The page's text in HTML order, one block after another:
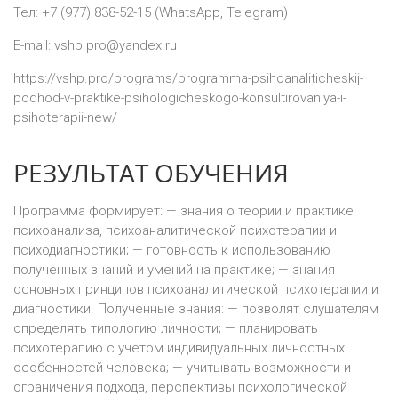
Тел: +7 (977) 838-52-15 (WhatsApp, Telegram)
E-mail: vshp.pro@yandex.ru
https://vshp.pro/programs/programma-psihoanaliticheskij-
podhod-v-praktike-psihologicheskogo-konsultirovaniya-i-
psihoterapii-new/
РЕЗУЛЬТАТ ОБУЧЕНИЯ
Программа формирует: — знания о теории и практике
психоанализа, психоаналитической психотерапии и
психодиагностики; — готовность к использованию
полученных знаний и умений на практике; — знания
основных принципов психоаналитической психотерапии и
диагностики. Полученные знания: — позволят слушателям
определять типологию личности; — планировать
психотерапию с учетом индивидуальных личностных
особенностей человека; — учитывать возможности и
ограничения подхода, перспективы психологической